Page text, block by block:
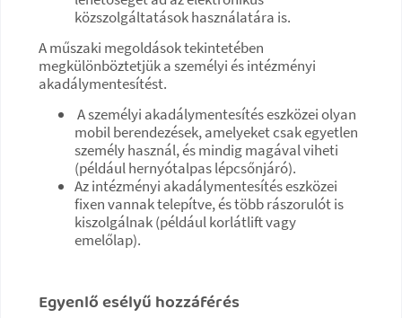
közszolgáltatások használatára is.
A műszaki megoldások tekintetében
megkülönböztetjük a személyi és intézményi
akadálymentesítést.
A személyi akadálymentesítés eszközei olyan
mobil berendezések, amelyeket csak egyetlen
személy használ, és mindig magával viheti
(például hernyótalpas lépcsőnjáró).
Az intézményi akadálymentesítés eszközei
fixen vannak telepítve, és több rászorulót is
kiszolgálnak (például korlátlift vagy
emelőlap).
Egyenlő esélyű hozzáférés